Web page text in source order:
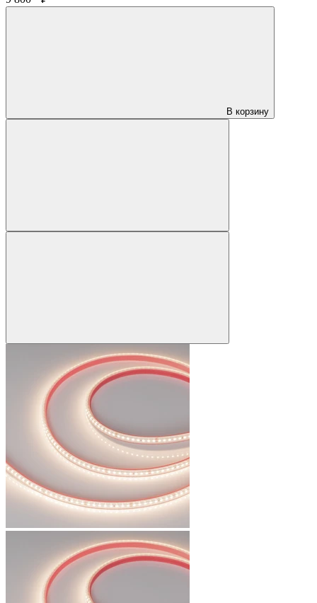
В корзину